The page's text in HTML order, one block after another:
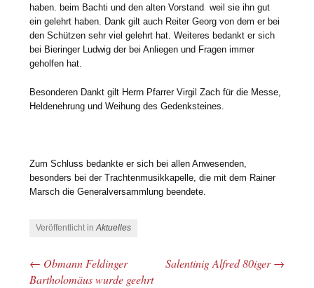
haben. beim Bachti und den alten Vorstand weil sie ihn gut
ein gelehrt haben. Dank gilt auch Reiter Georg von dem er bei
den Schützen sehr viel gelehrt hat. Weiteres bedankt er sich
bei Bieringer Ludwig der bei Anliegen und Fragen immer
geholfen hat.
Besonderen Dankt gilt Herrn Pfarrer Virgil Zach für die Messe,
Heldenehrung und Weihung des Gedenksteines.
Zum Schluss bedankte er sich bei allen Anwesenden,
besonders bei der Trachtenmusikkapelle, die mit dem Rainer
Marsch die Generalversammlung beendete.
Veröffentlicht inAktuelles
Beitrags-Navigation
← Obmann Feldinger
Bartholomäus wurde geehrt
Salentinig Alfred 80iger→